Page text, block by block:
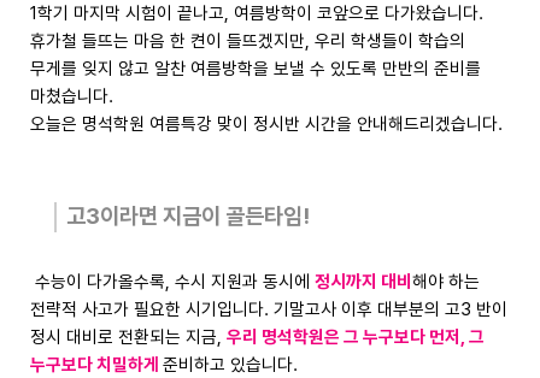
1학기 마지막 시험이 끝나고, 여름방학이 코앞으로 다가왔습니다.
휴가철 들뜨는 마음 한 켠이 들뜨겠지만, 우리 학생들이 학습의
무게를 잊지 않고 알찬 여름방학을 보낼 수 있도록 만반의 준비를
마쳤습니다.
오늘은 명석학원 여름특강 맞이 정시반 시간을 안내해드리겠습니다.
고3이라면 지금이 골든타임!
수능이 다가올수록, 수시 지원과 동시에 정시까지 대비 해야 하는
전략적 사고가 필요한 시기입니다. 기말고사 이후 대부분의 고3 반이
정시 대비로 전환되는 지금, 우리 명석학원은 그 누구보다 먼저, 그
누구보다 치밀하게 준비하고 있습니다.